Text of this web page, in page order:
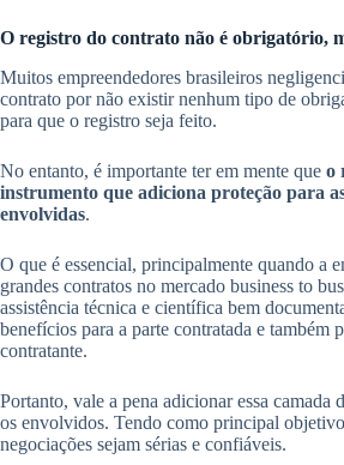
O registro do contrato não é obrigatório,
Muitos empreendedores brasileiros
contrato por não existir nenhum tipo de
para que o registro seja feito.
No entanto, é importante ter em mente que o
instrumento que adiciona proteção para
envolvidas.
O que é essencial, principalmente quando a
grandes contratos no mercado business to
assistência técnica e científica bem
benefícios para a parte contratada e também
contratante.
Portanto, vale a pena adicionar essa camada
os envolvidos. Tendo como principal
negociações sejam sérias e confiáveis.